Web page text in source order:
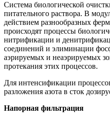
Система биологической
питательного раствора. В
действием разнообразных
происходят процессы
нитрификации и
соединений и элиминации
аэрируемых и неаэрируемых
протекания этих процессов.
Для интенсификации
разложения азота в сток
Напорная фильтрация